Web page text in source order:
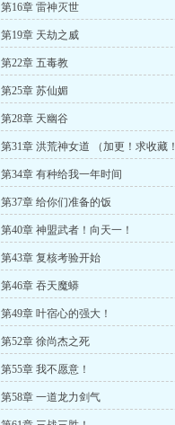
第16章 雷神灭世
第19章 天劫之威
第22章 五毒教
第25章 苏仙媚
第28章 天幽谷
第31章 洪荒神女道 （加更！求收藏！
第34章 有种给我一年时间
第37章 给你们准备的饭
第40章 神盟武者！向天一！
第43章 复核考验开始
第46章 吞天魔蟒
第49章 叶宿心的强大！
第52章 徐尚杰之死
第55章 我不愿意！
第58章 一道龙力剑气